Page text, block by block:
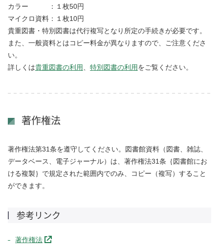
カラー ：１枚50円
マイクロ資料：１枚10円
貴重図書・特別図書は代行複写となり所定の手続きが必要です。
また、一般資料とはコピー料金が異なりますので、ご注意くださ
い。
詳しくは貴重図書の利用、 特別図書の利用をご覧ください。
著作権法
著作権法第31条を遵守してください。図書館資料（図書、雑誌、
データベース、電子ジャーナル）は、著作権法31条｛図書館にお
ける複製｝で規定された範囲内でのみ、コピー（複写）すること
ができます。
参考リンク
著作権法